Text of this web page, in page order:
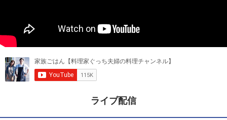
ライブ配信